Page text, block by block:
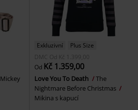
Mickey
Exkluzivní
Plus Size
DMC Od Kč 1.399,00
Od Kč 1.359,00
Love You To Death
The
Nightmare Before Christmas
Mikina s kapucí